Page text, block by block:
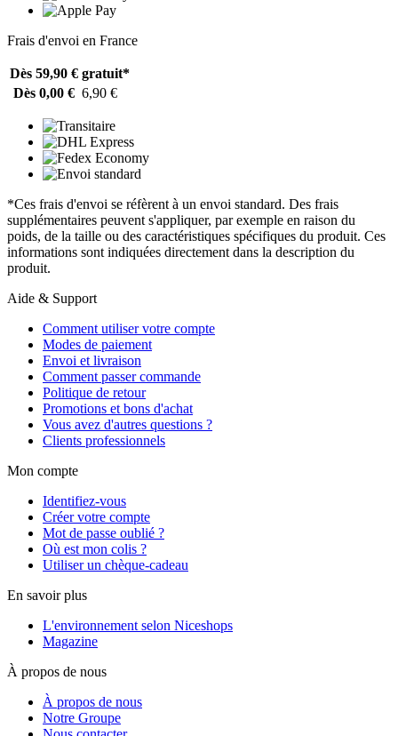
Frais d'envoi en France
Dès 59,90 € gratuit*
Dès 0,00 € 6,90 €
*Ces frais d'envoi se réfèrent à un envoi standard. Des frais
supplémentaires peuvent s'appliquer, par exemple en raison du
poids, de la taille ou des caractéristiques spécifiques du produit. Ces
informations sont indiquées directement dans la description du
produit.
Aide & Support
Comment utiliser votre compte
Modes de paiement
Envoi et livraison
Comment passer commande
Politique de retour
Promotions et bons d'achat
Vous avez d'autres questions ?
Clients professionnels
Mon compte
Identifiez-vous
Créer votre compte
Mot de passe oublié ?
Où est mon colis ?
Utiliser un chèque-cadeau
En savoir plus
L'environnement selon Niceshops
Magazine
À propos de nous
À propos de nous
Notre Groupe